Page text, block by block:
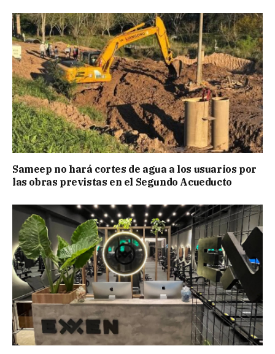
Sameep no hará cortes de agua a los usuarios por
las obras previstas en el Segundo Acueducto